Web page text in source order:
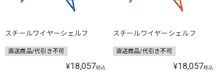
スチールワイヤーシェルフ
直送商品/代引き不可
¥18,057税込
スチールワイヤーシェルフ
直送商品/代引き不可
¥18,057税込